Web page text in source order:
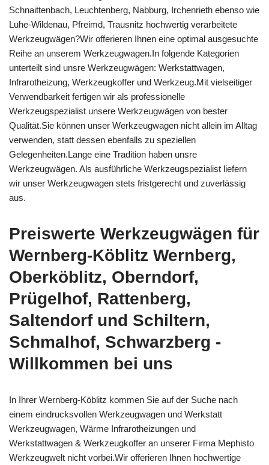
Schnaittenbach, Leuchtenberg, Nabburg, Irchenrieth ebenso wie
Luhe-Wildenau, Pfreimd, Trausnitz hochwertig verarbeitete
Werkzeugwägen?Wir offerieren Ihnen eine optimal ausgesuchte
Reihe an unserem Werkzeugwagen.In folgende Kategorien
unterteilt sind unsre Werkzeugwägen: Werkstattwagen,
Infrarotheizung, Werkzeugkoffer und Werkzeug.Mit vielseitiger
Verwendbarkeit fertigen wir als professionelle
Werkzeugspezialist unsere Werkzeugwägen von bester
Qualität.Sie können unser Werkzeugwagen nicht allein im Alltag
verwenden, statt dessen ebenfalls zu speziellen
Gelegenheiten.Lange eine Tradition haben unsre
Werkzeugwägen. Als ausführliche Werkzeugspezialist liefern
wir unser Werkzeugwagen stets fristgerecht und zuverlässig
aus.
Preiswerte Werkzeugwägen für
Wernberg-Köblitz Wernberg,
Oberköblitz, Oberndorf,
Prügelhof, Rattenberg,
Saltendorf und Schiltern,
Schmalhof, Schwarzberg -
Willkommen bei uns
In Ihrer Wernberg-Köblitz kommen Sie auf der Suche nach
einem eindrucksvollen Werkzeugwagen und Werkstatt
Werkzeugwagen, Wärme Infrarotheizungen und
Werkstattwagen & Werkzeugkoffer an unserer Firma Mephisto
Werkzeugwelt nicht vorbei.Wir offerieren Ihnen hochwertige